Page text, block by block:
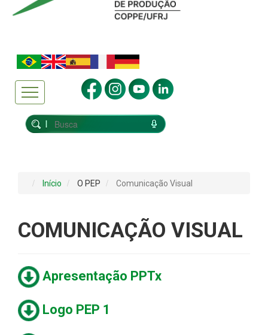
Início O PEP Comunicação Visual
COMUNICAÇÃO VISUAL
Apresentação PPTx
Logo PEP 1